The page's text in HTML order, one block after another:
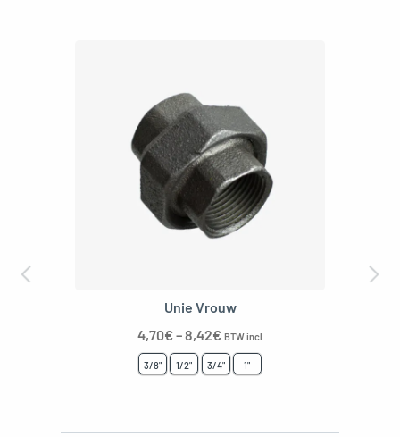
Unie Vrouw
4,70€–8,42€ BTW incl
3/8" 1/2" 3/4" 1"